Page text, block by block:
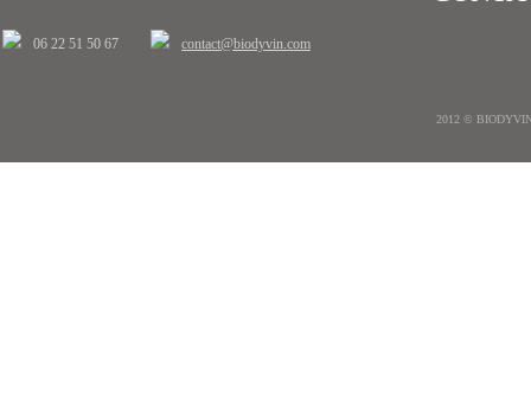
06 22 51 50 67 contact@biodyvin.com
2012 ©